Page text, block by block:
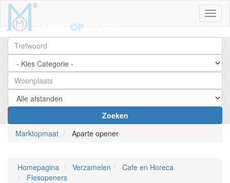
Zoeken
Marktopmaat
Aparte opener
Homepagina Verzamelen
Cafe en Horeca
Flesopeners